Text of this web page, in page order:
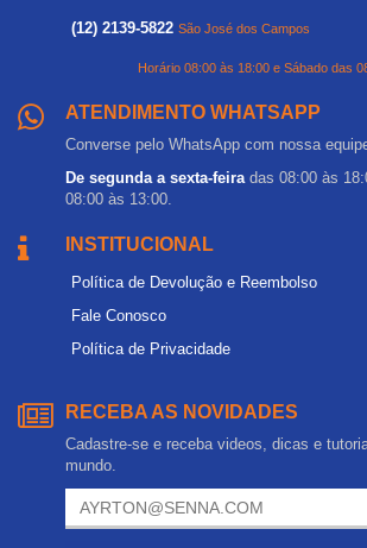
(12) 2139-5822 São José dos Campos
Horário 08:00 às 18:00 e Sábado das
ATENDIMENTO WHATSAPP
Converse pelo WhatsApp com nossa
De segunda a sexta-feiradas 08:00 às
08:00 às 13:00.
INSTITUCIONAL
Política de Devolução e Reembolso
Fale Conosco
Política de Privacidade
RECEBA AS NOVIDADES
Cadastre-se e receba videos, dicas e
mundo.